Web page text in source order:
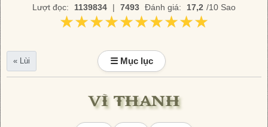
Lượt đọc: 1139834 | 7493 Đánh giá: 17,2 /10 Sao
★★★★★★★★★★
★★★★★★★★★★
« Lùi ☰ Mục lục
VĨ THANH